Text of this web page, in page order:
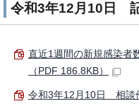
令和3年12月10日
直近1週間の新規感染者
（PDF 186.8KB）
令和3年12月10日 相談